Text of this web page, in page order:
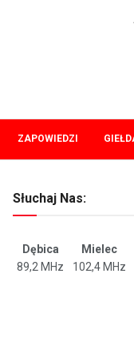
ZAPOWIEDZI
Słuchaj Nas:
Dębica Mielec
89,2 MHz
102,4 MHz